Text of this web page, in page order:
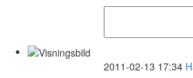
2011-02-13 17:34